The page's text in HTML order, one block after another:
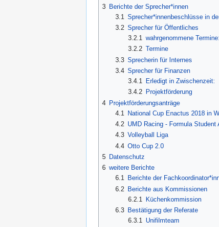
3 Berichte der Sprecher*innen
3.1 Sprecher*innenbeschlüsse in
3.2 Sprecher für Öffentliches
3.2.1 wahrgenommene
3.2.2 Termine
3.3 Sprecherin für Internes
3.4 Sprecher für Finanzen
3.4.1 Erledigt in Zwischenzeit:
3.4.2 Projektförderung
4 Projektförderungsanträge
4.1
National Cup Enactus 2018 in
4.2 UMD Racing - Formula Student
4.3 Volleyball Liga
4.4 Otto Cup 2.0
5 Datenschutz
6 weitere Berichte
6.1
Berichte der
6.2 Berichte aus Kommissionen
6.2.1
Küchenkommission
6.3
Bestätigung der Referate
6.3.1 Unifilmteam